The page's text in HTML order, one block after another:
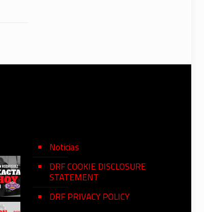
Noticias
DRF COOKIE DISCLOSURE
STATEMENT
DRF PRIVACY POLICY